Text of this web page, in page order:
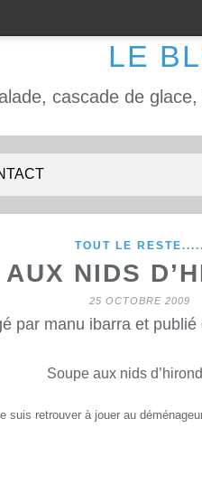
LE
TOUT LE RESTE.....
NIDS
25 OCTOBRE 2009
par manu ibarra et
Soupe aux nids
suis retrouver à jouer au